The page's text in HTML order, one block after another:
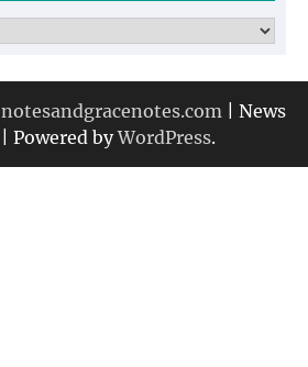
notesandgracenotes.com | News
| Powered byWordPress.